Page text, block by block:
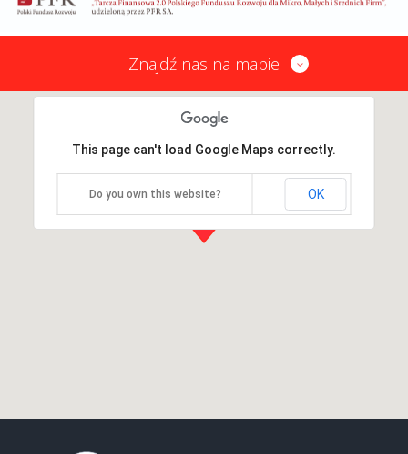
Znajdź nas na mapie
This page can't load Google Maps correctly.
Do you own this website? OK